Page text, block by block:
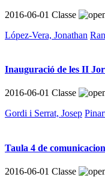
2016-06-01 Classe
López-Vera, Jonathan
Inauguració de les II
2016-06-01 Classe
Gordi i Serrat, Josep
Taula 4 de
2016-06-01 Classe